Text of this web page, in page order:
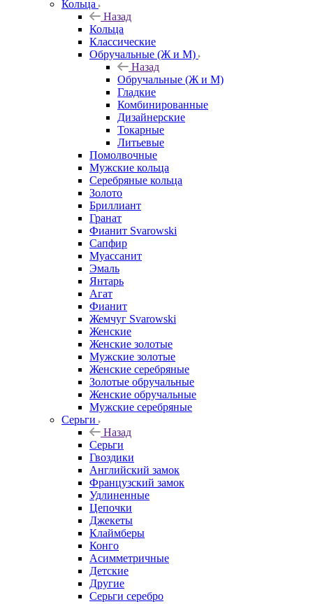
Кольца
Назад
Кольца
Классические
Обручальные (Ж и М)
Назад
Обручальные (Ж и М)
Гладкие
Комбинированные
Дизайнерские
Токарные
Литьевые
Помолвочные
Мужские кольца
Серебряные кольца
Золото
Бриллиант
Гранат
Фианит Svarowski
Сапфир
Муассанит
Эмаль
Янтарь
Агат
Фианит
Жемчуг Svarowski
Женские
Женские золотые
Мужские золотые
Женские серебряные
Золотые обручальные
Женские обручальные
Мужские серебряные
Серьги
Назад
Серьги
Гвоздики
Английский замок
Французский замок
Удлиненные
Цепочки
Джекеты
Клаймберы
Конго
Асимметричные
Детские
Другие
Серьги серебро